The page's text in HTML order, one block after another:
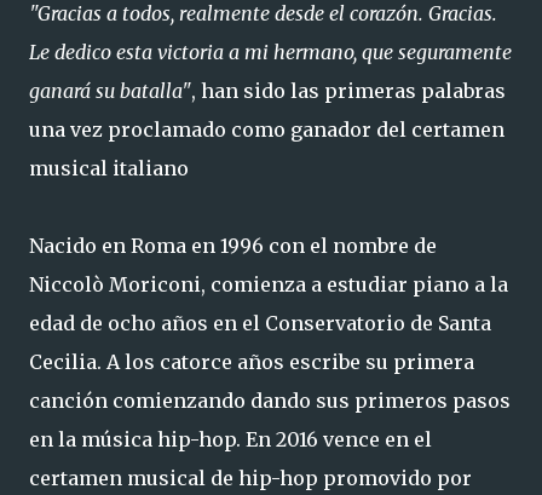
"Gracias a todos, realmente desde el corazón. Gracias.
Le dedico esta victoria a mi hermano, que seguramente
ganará su batalla", han sido las primeras palabras
una vez proclamado como ganador del certamen
musical italiano
Nacido en Roma en 1996 con el nombre de
Niccolò Moriconi, comienza a estudiar piano a la
edad de ocho años en el Conservatorio de Santa
Cecilia. A los catorce años escribe su primera
canción comienzando dando sus primeros pasos
en la música hip-hop. En 2016 vence en el
certamen musical de hip-hop promovido por